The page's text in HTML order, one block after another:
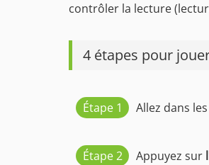
contrôler la lecture
4 étapes pour
Étape 1 Allez dans les
Étape 2 Appuyez sur